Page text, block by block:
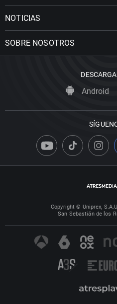
NOTICIAS
SOBRE NOSOTROS
Android
Copyright © Uniprex,
San Sebastián de los